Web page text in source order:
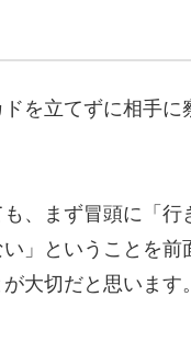
ドを立てずに相手に
、まず冒頭に「行
」ということを前
大切だと思います。